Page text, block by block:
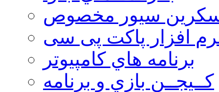
سيور مخصوص
افزار پاکت پی سی
برنامه هاي كامپيوتر
كــيجــن بازي و برنامه